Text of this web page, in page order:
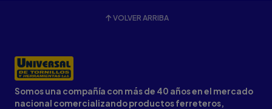
VOLVER ARRIBA
Somos una compañía con más de 40 años en el mercado
nacional comercializando productos ferreteros,